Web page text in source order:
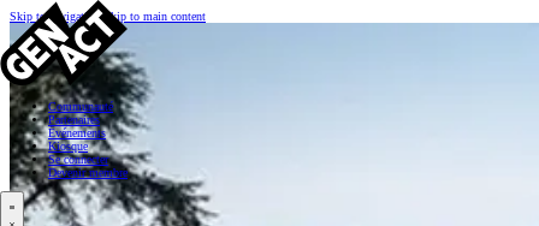
Skip to navigation Skip to main content
Communauté
Partenaires
Événements
Kiosque
Se connecter
Devenir membre